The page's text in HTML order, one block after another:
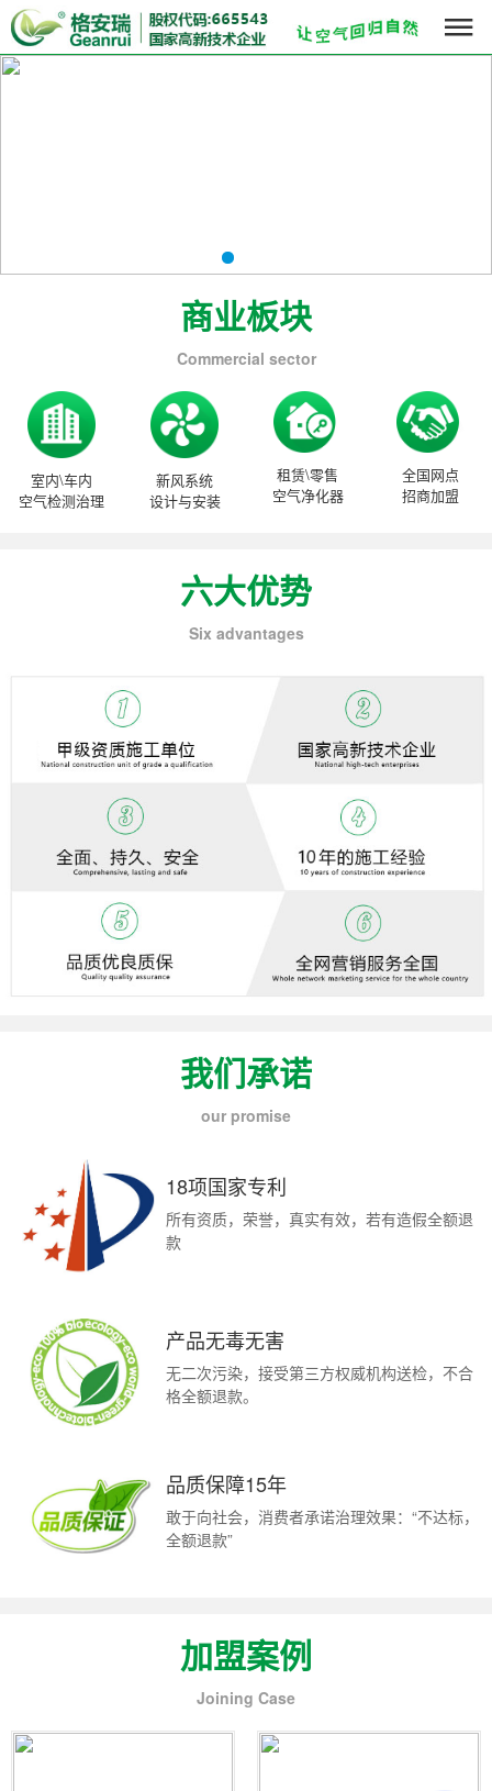

商业板块
Commercial sector
室内\车内
空气检测治理
新风系统
设计与安装
租赁\零售
空气净化器
全国网点
招商加盟
六大优势
Six advantages
我们承诺
our promise
18项国家专利
所有资质，荣誉，真实有效，若有造假全额退
款
产品无毒无害
无二次污染，接受第三方权威机构送检，不合
格全额退款。
品质保障15年
敢于向社会，消费者承诺治理效果：“不达标，
全额退款”
加盟案例
Joining Case